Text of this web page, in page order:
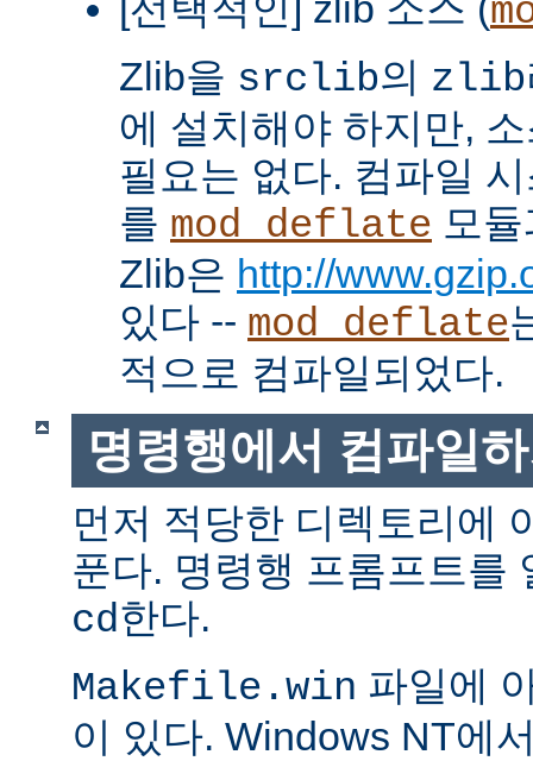
Zlib을 srclib의 zlib
에 설치해야 하지만,
필요는 없다. 컴파일
를 mod_deflate 모
Zlib은 http://
있다 -- mod_deflate
적으로 컴파일되었다.
명령행에서 컴파일
먼저 적당한 디렉토리에
푼다. 명령행 프롬프트를
cd한다.
Makefile.win 파일에
이 있다. Windows NT에